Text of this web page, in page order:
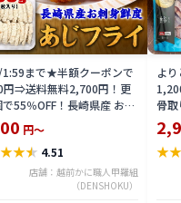
まで★半額クーポンで
円⇒送料無料2,700円！更
55％OFF！長崎県産 お刺
アジフライ 850g 20枚前
鯵 あじフライ お弁当 冷
簡単 揚げるだけ 仕送り
料 時短 おかず 人気 定番
円～
★★★ 4.51
店舗：越前かに職人甲羅組
（DENSHOKU）
よ
骨
切
あ
身】
★